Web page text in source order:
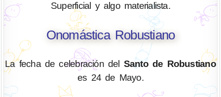
Superficial y algo materialista.
Onomástica Robustiano
La fecha de celebración del Santo de Robustiano
es 24 de Mayo.